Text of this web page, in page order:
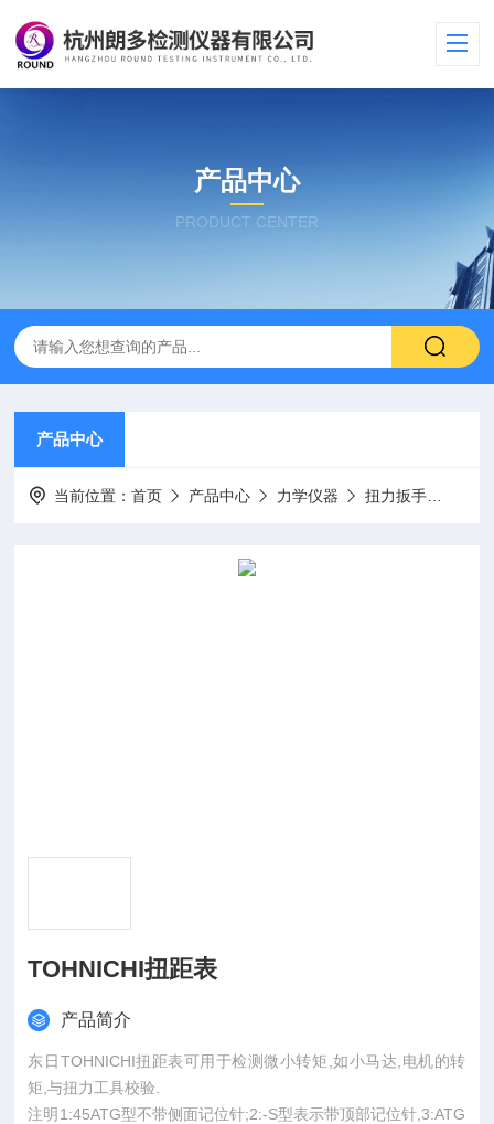
产品中心
PRODUCT CENTER
产品中心
当前位置：首页 产品中心 力学仪器 扭力扳手
TOHNICHI扭距表
产品简介
东日TOHNICHI扭距表可用于检测微小转矩,如小马达,电机的转
矩,与扭力工具校验.
注明1:45ATG型不带侧面记位针;2:-S型表示带顶部记位针,3:ATG